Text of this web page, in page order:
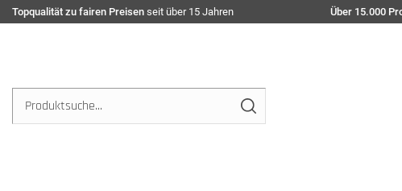
Topqualität zu fairen Preisen seit über 15 Jahren Über 15.000